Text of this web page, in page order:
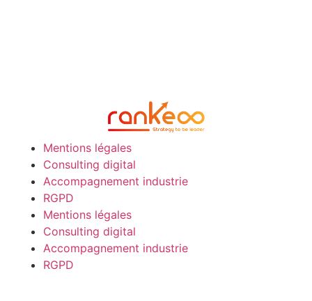
Mentions légales
Consulting digital
Accompagnement industrie
RGPD
Mentions légales
Consulting digital
Accompagnement industrie
RGPD